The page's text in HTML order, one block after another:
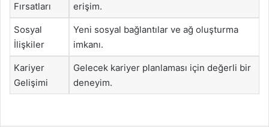
Fırsatları
erişim.
Sosyal
İlişkiler
Yeni sosyal bağlantılar ve ağ oluşturma
imkanı.
Kariyer
Gelişimi
Gelecek kariyer planlaması için değerli bir
deneyim.